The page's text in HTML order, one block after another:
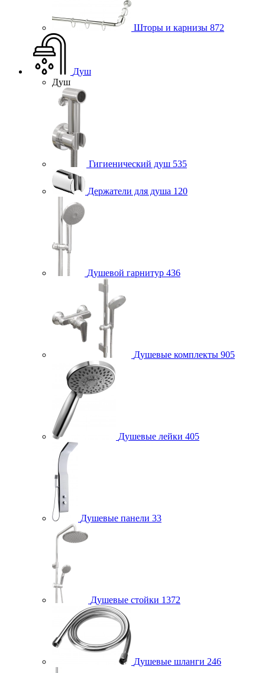
Шторы и карнизы 872
Душ
Душ
Гигиенический душ 535
Держатели для душа 120
Душевой гарнитур 436
Душевые комплекты 905
Душевые лейки 405
Душевые панели 33
Душевые стойки 1372
Душевые шланги 246